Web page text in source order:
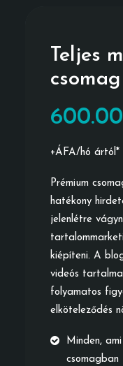
Teljes
csomag
+ÁFA/hó ártól*
Prémium
hatékony
jelenlétre
kiépíteni. A
videós
folyamatos
elköteleződés
Minden,
csomagban